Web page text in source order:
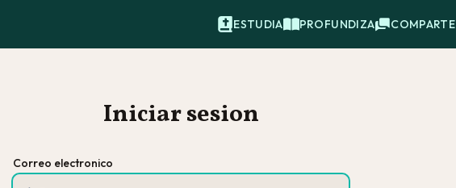
ESTUDIA PROFUNDIZA COMPARTE
Iniciar sesion
Correo electronico